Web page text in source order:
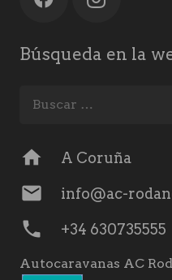
Búsqueda en la
home A Coruña
mail info@ac-
phone +34 630735555
Autocaravanas AC